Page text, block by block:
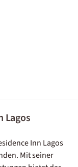
Lagos
Inn Lagos
Mit seiner